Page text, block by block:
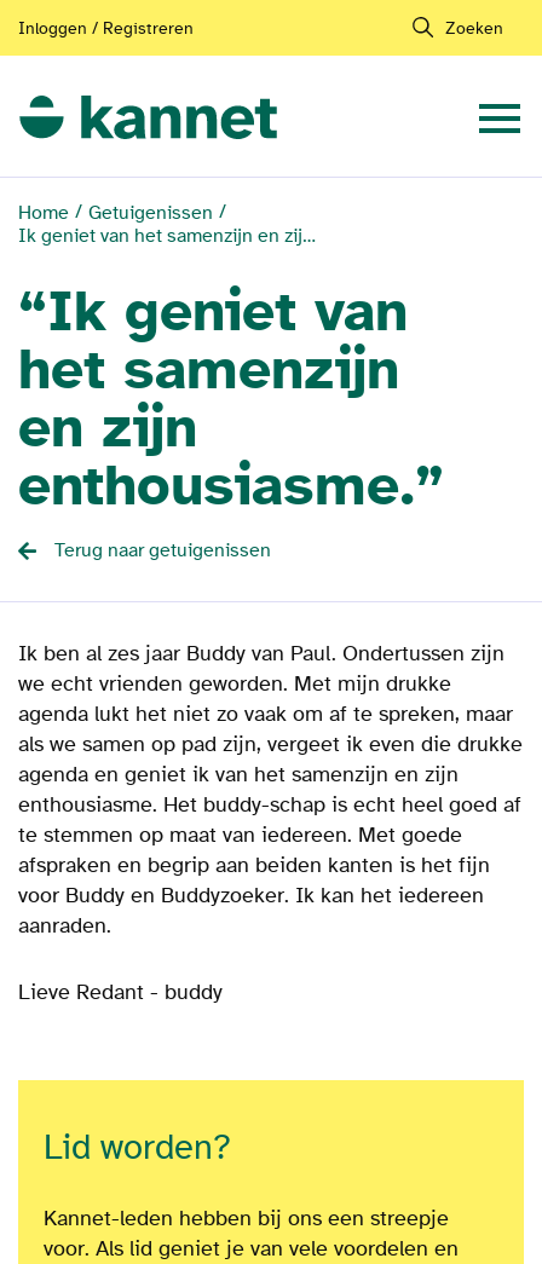
Inloggen / Registreren Zoeken
Home
Getuigenissen
Ik geniet van het samenzijn en zijn enthousiasme.
“Ik geniet van
het samenzijn
en zijn
enthousiasme.”
Terug naar getuigenissen
Ik ben al zes jaar Buddy van Paul. Ondertussen zijn
we echt vrienden geworden. Met mijn drukke
agenda lukt het niet zo vaak om af te spreken, maar
als we samen op pad zijn, vergeet ik even die drukke
agenda en geniet ik van het samenzijn en zijn
enthousiasme. Het buddy-schap is echt heel goed af
te stemmen op maat van iedereen. Met goede
afspraken en begrip aan beiden kanten is het fijn
voor Buddy en Buddyzoeker. Ik kan het iedereen
aanraden.
Lieve Redant - buddy
Lid worden?
Kannet-leden hebben bij ons een streepje
voor. Als lid geniet je van vele voordelen en